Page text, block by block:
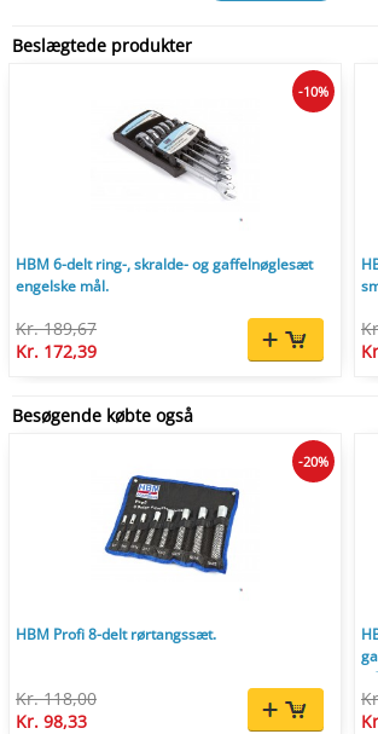
Beslægtede produkter
HBM 6-delt ring-, skralde- og gaffelnøglesæt
engelske mål.
Kr. 189,67
Kr. 172,39
-10%
Besøgende købte også
HBM Profi 8-delt rørtangssæt.
Kr. 118,00
Kr. 98,33
-20%